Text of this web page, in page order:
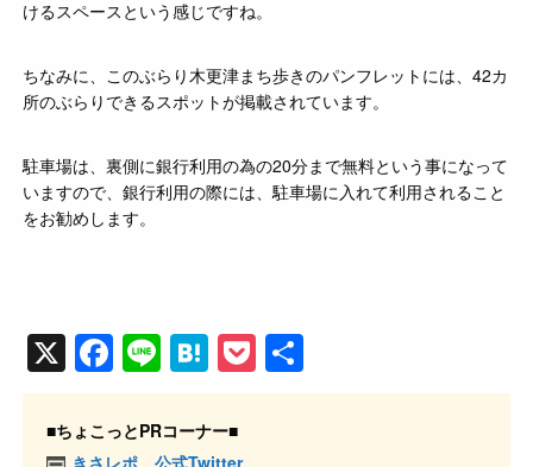
けるスペースという感じですね。
ちなみに、このぶらり木更津まち歩きのパンフレットには、42カ
所のぶらりできるスポットが掲載されています。
駐車場は、裏側に銀行利用の為の20分まで無料という事になって
いますので、銀行利用の際には、駐車場に入れて利用されること
をお勧めします。
X F
a
c
Li
n
e
H
at
e
P
o 有
■ちょこっとPRコーナー■